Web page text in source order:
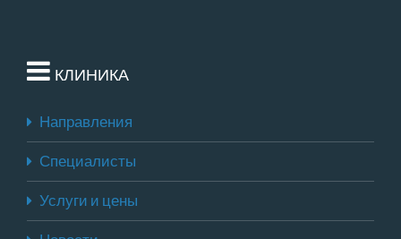
КЛИНИКА
Направления
Специалисты
Услуги и цены